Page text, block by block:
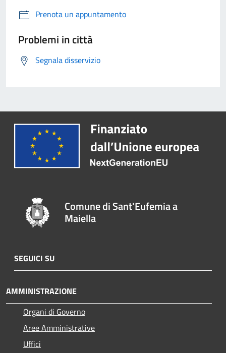
Prenota un appuntamento
Problemi in città
Segnala disservizio
Comune di Sant'Eufemia a
Maiella
SEGUICI SU
AMMINISTRAZIONE
Organi di Governo
Aree Amministrative
Uffici